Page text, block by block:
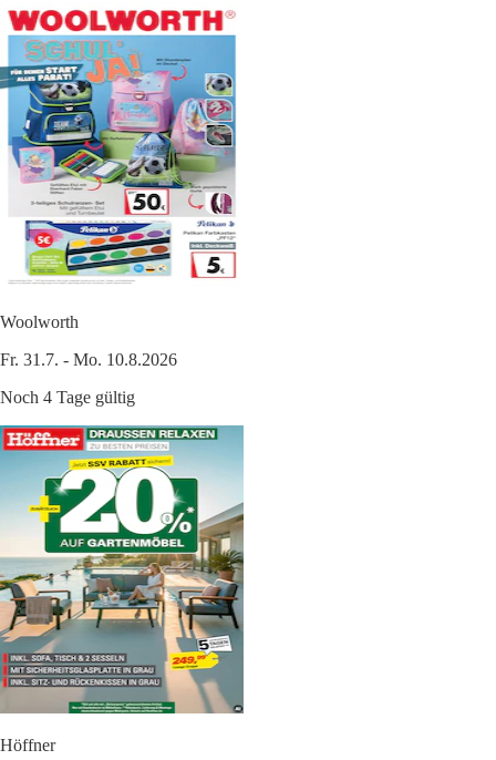
Woolworth
Fr. 31.7. - Mo. 10.8.2026
Noch 4 Tage gültig
Höffner